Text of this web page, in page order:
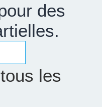
des
les